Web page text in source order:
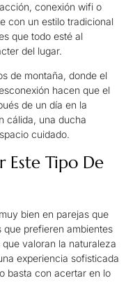
conexión wifi o
con un estilo tradicional
que todo esté al
del lugar.
de montaña, donde el
hacen que el
de un día en la
cálida, una ducha
cuidado.
Este Tipo De
bien en parejas que
prefieren ambientes
valoran la naturaleza
experiencia sofisticada
basta con acertar en lo